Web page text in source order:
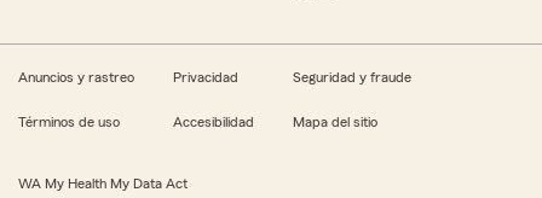
Anuncios y rastreo Privacidad Seguridad y fraude
Términos de uso Accesibilidad Mapa del sitio
WA My Health My Data Act